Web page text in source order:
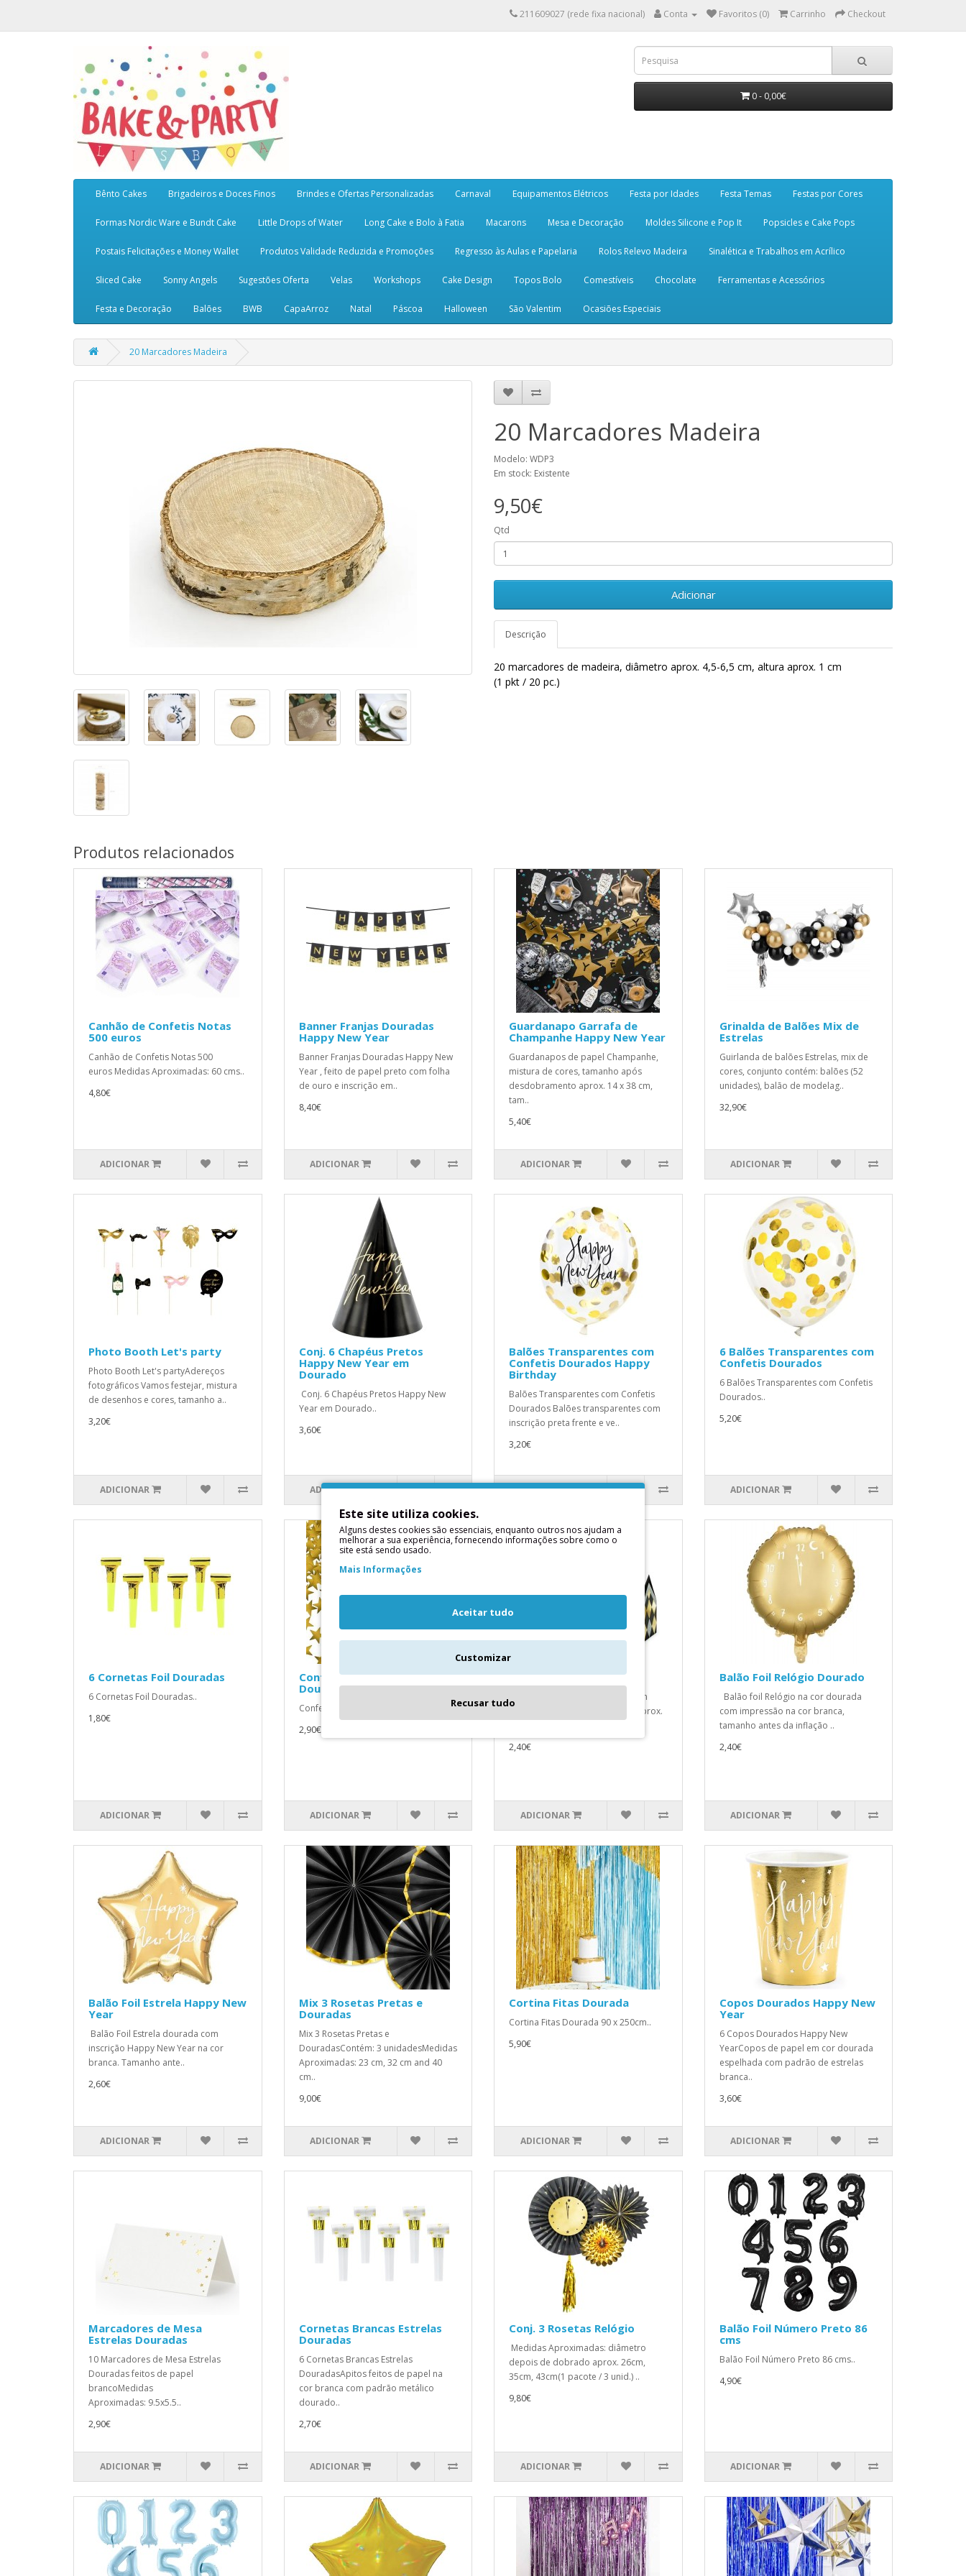
211609027 (rede fixa nacional) Conta Favoritos (0) Carrinho Checkout
0 - 0,00€
Bênto Cakes Brigadeiros e Doces Finos Brindes e Ofertas Personalizadas Carnaval Equipamentos Elétricos Festa por Idades Festa Temas Festas por Cores
Formas Nordic Ware e Bundt Cake Little Drops of Water Long Cake e Bolo à Fatia Macarons Mesa e Decoração Moldes Silicone e Pop It Popsicles e Cake Pops
Postais Felicitações e Money Wallet Produtos Validade Reduzida e Promoções Regresso às Aulas e Papelaria Rolos Relevo Madeira Sinalética e Trabalhos em Acrílico
Sliced Cake Sonny Angels Sugestões Oferta Velas Workshops Cake Design Topos Bolo Comestíveis Chocolate Ferramentas e Acessórios
Festa e Decoração Balões BWB CapaArroz Natal Páscoa Halloween São Valentim Ocasiões Especiais
20 Marcadores Madeira
20 Marcadores Madeira
Modelo: WDP3
Em stock: Existente
9,50€
Qtd
Adicionar
Descrição
20 marcadores de madeira, diâmetro aprox. 4,5-6,5 cm, altura aprox. 1 cm
(1 pkt / 20 pc.)
Produtos relacionados
Canhão de Confetis Notas
500 euros
Canhão de Confetis Notas 500
euros Medidas Aproximadas: 60 cms..
4,80€
ADICIONAR
Banner Franjas Douradas
Happy New Year
Banner Franjas Douradas Happy New
Year , feito de papel preto com folha
de ouro e inscrição em..
8,40€
ADICIONAR
Guardanapo Garrafa de
Champanhe Happy New Year
Guardanapos de papel Champanhe,
mistura de cores, tamanho após
desdobramento aprox. 14 x 38 cm,
tam..
5,40€
ADICIONAR
Grinalda de Balões Mix de
Estrelas
Guirlanda de balões Estrelas, mix de
cores, conjunto contém: balões (52
unidades), balão de modelag..
32,90€
ADICIONAR
Photo Booth Let's party
Photo Booth Let's partyAdereços
fotográficos Vamos festejar, mistura
de desenhos e cores, tamanho a..
3,20€
ADICIONAR
Conj. 6 Chapéus Pretos
Happy New Year em
Dourado
Conj. 6 Chapéus Pretos Happy New
Year em Dourado..
3,60€
ADICIONAR
Balões Transparentes com
Confetis Dourados Happy
Birthday
Balões Transparentes com Confetis
Dourados Balões transparentes com
inscrição preta frente e ve..
3,20€
ADICIONAR
6 Balões Transparentes com
Confetis Dourados
6 Balões Transparentes com Confetis
Dourados..
5,20€
ADICIONAR
6 Cornetas Foil Douradas
6 Cornetas Foil Douradas..
1,80€
ADICIONAR
Confetis Mesa Estrelinhas
Douradas
Confetis Mesa Estrelinhas Douradas..
2,90€
ADICIONAR
Conj. 2 Coroas de Festa
Conjunto de 2 coroas de festa em
papel, mistura de cores, altura aprox.
2,40€
ADICIONAR
Balão Foil Relógio Dourado
Balão foil Relógio na cor dourada
com impressão na cor branca,
tamanho antes da inflação ..
2,40€
ADICIONAR
Balão Foil Estrela Happy New
Year
Balão Foil Estrela dourada com
inscrição Happy New Year na cor
branca. Tamanho ante..
2,60€
ADICIONAR
Mix 3 Rosetas Pretas e
Douradas
Mix 3 Rosetas Pretas e
DouradasContém: 3 unidadesMedidas
Aproximadas: 23 cm, 32 cm and 40
cm..
9,00€
ADICIONAR
Cortina Fitas Dourada
Cortina Fitas Dourada 90 x 250cm..
5,90€
ADICIONAR
Copos Dourados Happy New
Year
6 Copos Dourados Happy New
YearCopos de papel em cor dourada
espelhada com padrão de estrelas
branca..
3,60€
ADICIONAR
Marcadores de Mesa
Estrelas Douradas
10 Marcadores de Mesa Estrelas
Douradas feitos de papel
brancoMedidas
Aproximadas: 9.5x5.5..
2,90€
ADICIONAR
Cornetas Brancas Estrelas
Douradas
6 Cornetas Brancas Estrelas
DouradasApitos feitos de papel na
cor branca com padrão metálico
dourado..
2,70€
ADICIONAR
Conj. 3 Rosetas Relógio
Medidas Aproximadas: diâmetro
depois de dobrado aprox. 26cm,
35cm, 43cm(1 pacote / 3 unid.) ..
9,80€
ADICIONAR
Balão Foil Número Preto 86
cms
Balão Foil Número Preto 86 cms..
4,90€
ADICIONAR
Este site utiliza cookies.
Alguns destes cookies são essenciais, enquanto outros nos ajudam a
melhorar a sua experiência, fornecendo informações sobre como o
site está sendo usado.
Mais Informações
Aceitar tudo
Customizar
Recusar tudo